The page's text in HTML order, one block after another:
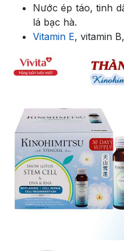
Nước ép táo, tinh
lá bạc hà.
Vitamin E, vitamin